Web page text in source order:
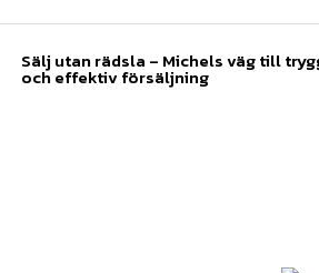
Sälj utan rädsla – Michels väg till
och effektiv försäljning